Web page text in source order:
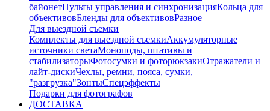
байонетПульты управления и синхронизацияКольца для
объективовБленды для объективовРазное
Для выездной съемки
Комплекты для выездной съемкиАккумуляторные
источники светаМоноподы, штативы и
стабилизаторыФотосумки и фоторюкзакиОтражатели и
лайт-дискиЧехлы, ремни, пояса, сумки,
"разгрузка"ЗонтыСпецэффекты
Подарки для фотографов
ДОСТАВКА